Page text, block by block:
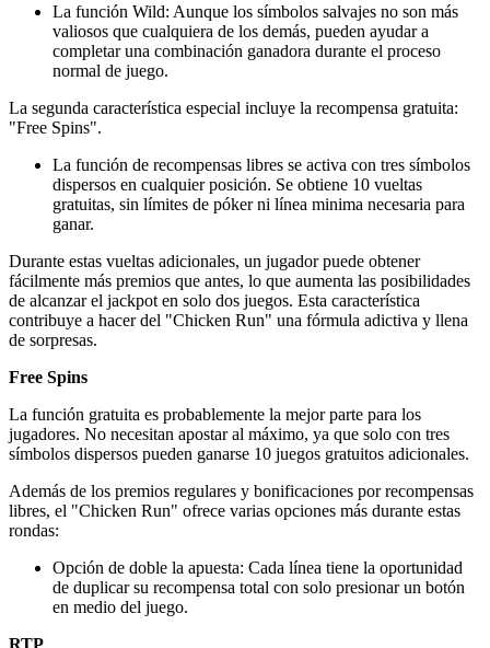
La función Wild: Aunque los símbolos salvajes no son más
valiosos que cualquiera de los demás, pueden ayudar a
completar una combinación ganadora durante el proceso
normal de juego.
La segunda característica especial incluye la recompensa gratuita:
"Free Spins".
La función de recompensas libres se activa con tres símbolos
dispersos en cualquier posición. Se obtiene 10 vueltas
gratuitas, sin límites de póker ni línea minima necesaria para
ganar.
Durante estas vueltas adicionales, un jugador puede obtener
fácilmente más premios que antes, lo que aumenta las posibilidades
de alcanzar el jackpot en solo dos juegos. Esta característica
contribuye a hacer del "Chicken Run" una fórmula adictiva y llena
de sorpresas.
Free Spins
La función gratuita es probablemente la mejor parte para los
jugadores. No necesitan apostar al máximo, ya que solo con tres
símbolos dispersos pueden ganarse 10 juegos gratuitos adicionales.
Además de los premios regulares y bonificaciones por recompensas
libres, el "Chicken Run" ofrece varias opciones más durante estas
rondas:
Opción de doble la apuesta: Cada línea tiene la oportunidad
de duplicar su recompensa total con solo presionar un botón
en medio del juego.
RTP